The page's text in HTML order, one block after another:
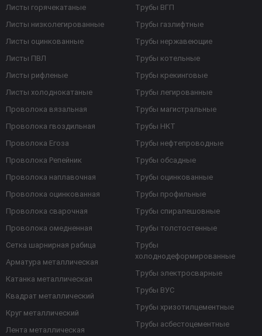
Листы горячекатаные
Листы низколегированные
Листы оцинкованные
Листы ПВЛ
Листы рифленые
Листы холоднокатаные
Проволока вязальная
Проволока гвоздильная
Проволока Егоза
Проволока Репейник
Проволока наплавочная
Проволока оцинкованная
Проволока сварочная
Проволока омедненная
Сетка шарнирная рабица
Арматура металлическая
Катанка металлическая
Квадрат металлический
Круг металлический
Лента металлическая
Трубы ВГП
Трубы газлифтные
Трубы нержавеющие
Трубы котельные
Трубы крекинговые
Трубы легированные
Трубы магистральные
Трубы НКТ
Трубы нефтепроводные
Трубы обсадные
Трубы оцинкованные
Трубы профильные
Трубы спиралешовные
Трубы толстостенные
Трубы
холоднодеформированные
Трубы электросварные
Трубы ВУС
Трубы хризотилцементные
Трубы асбестоцементные